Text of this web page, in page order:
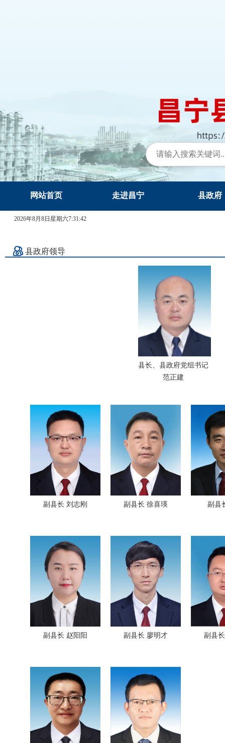
网站首页 走进昌宁 县政府
2026年8月8日星期六7:31:43
县政府领导
县长、县政府党组书记
范正建
副县长 刘志刚 副县长 徐喜瑛 副县
副县长 赵阳阳 副县长 廖明才 副县